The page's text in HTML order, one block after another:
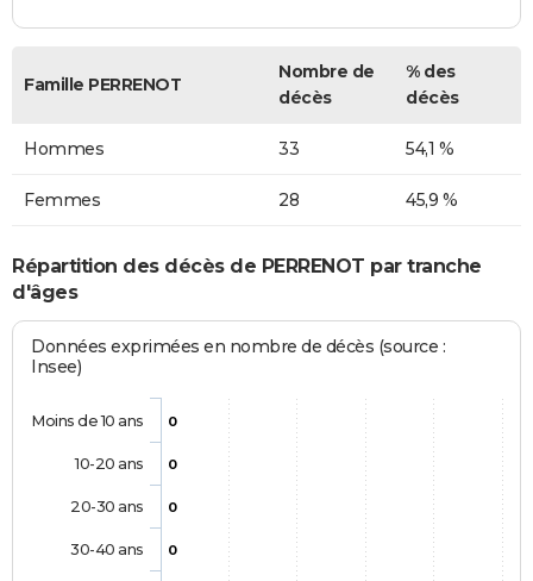
Famille PERRENOT
Nombre de
décès
% des
décès
Hommes 33 54,1 %
Femmes 28 45,9 %
Répartition des décès de PERRENOT par tranche
d'âges
Données exprimées en nombre de décès (source :
Insee)
0
0
0
0
Moins de 10 ans
10-20 ans
20-30 ans
30-40 ans